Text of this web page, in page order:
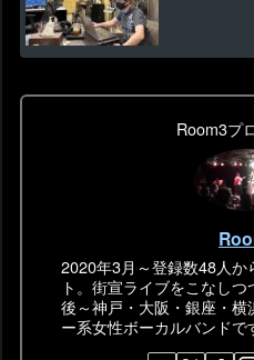
Room3プ
2020年3月～登録数48人
ト。街宣ライブをこなし
後～神戸・大阪・銀座・
ー系女性ボーカルバンドで